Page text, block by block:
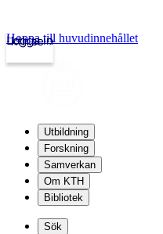
kth.se
Logga in
Hoppa till huvudinnehållet
Utbildning
Forskning
Samverkan
Om KTH
Bibliotek
Sök